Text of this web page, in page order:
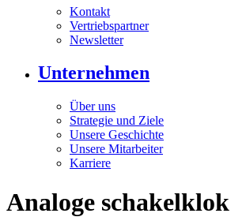
Kontakt
Vertriebspartner
Newsletter
Unternehmen
Über uns
Strategie und Ziele
Unsere Geschichte
Unsere Mitarbeiter
Karriere
Analoge schakelklok